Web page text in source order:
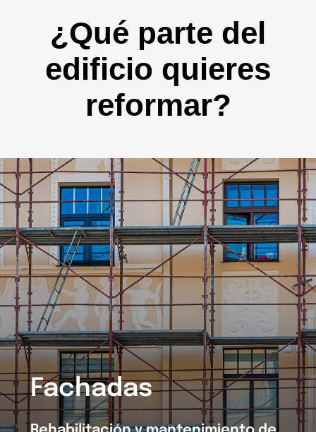
¿Qué parte del
edificio quieres
reformar?
Fachadas